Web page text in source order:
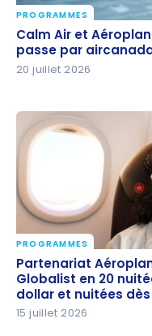
Calm Air et
passe par
PROGRAMMES
Calm Air et
passe par
20 juillet 2026
Partenariat
Globalist en 20
et nuitées dès 25
PROGRAMMES
Partenariat
Globalist en 20
dollar et nuitées
15 juillet 2026